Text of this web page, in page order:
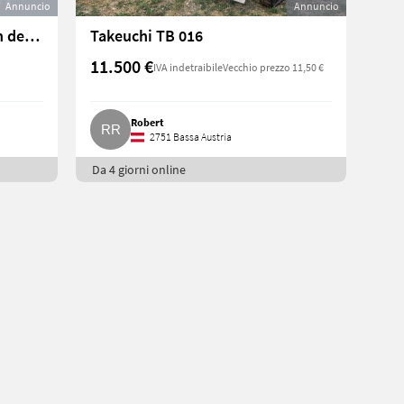
Annuncio
Suche Minibagger, kann auch defekt sein, und Kettendumper
Annuncio
Takeuchi TB 016
11.500 €IVA indetraibileVecchio prezzo 11,50 €
Robert
2751 Bassa Austria
Da 4 giorni online